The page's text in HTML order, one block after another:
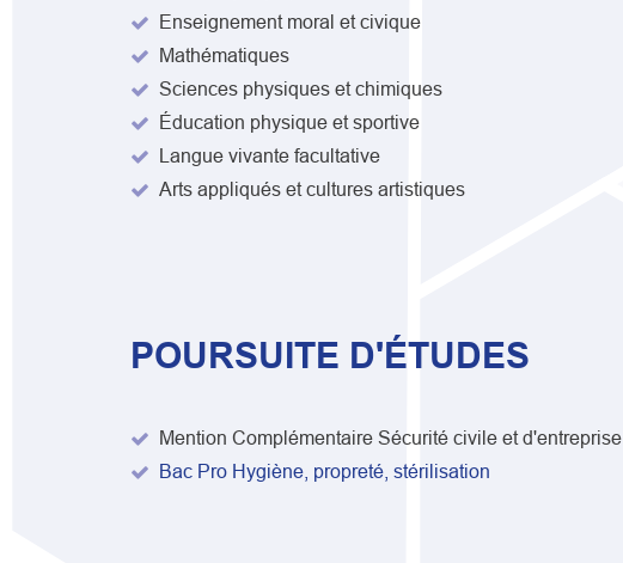
Enseignement moral et civique
Mathématiques
Sciences physiques et chimiques
Éducation physique et sportive
Langue vivante facultative
Arts appliqués et cultures artistiques
POURSUITE D'ÉTUDES
Mention Complémentaire Sécurité civile et d'entreprise
Bac Pro Hygiène, propreté, stérilisation